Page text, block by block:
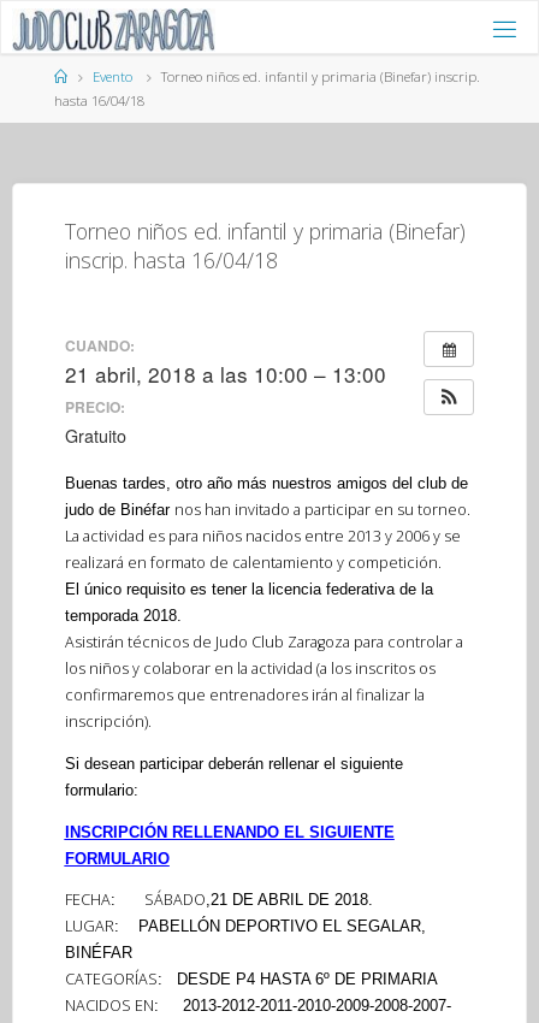
Saltar
contenidoPágina
de
Inicio
Evento
Torneo niños ed. infantil y primaria (Binefar) inscrip.
hasta 16/04/18
Torneo niños ed. infantil y primaria (Binefar)
inscrip. hasta 16/04/18
CUANDO:
21 abril, 2018 a las 10:00 – 13:00
PRECIO:
Gratuito
Buenas tardes, otro año más nuestros amigos del club de
judo de Binéfar nos han invitado a participar en su torneo.
La actividad es para niños nacidos entre 2013 y 2006 y se
realizará en formato de calentamiento y competición.
El único requisito es tener la licencia federativa de la
temporada 2018.
Asistirán técnicos de Judo Club Zaragoza para controlar a
los niños y colaborar en la actividad (a los inscritos os
confirmaremos que entrenadores irán al finalizar la
inscripción).
Si desean participar deberán rellenar el siguiente
formulario:
INSCRIPCIÓN RELLENANDO EL SIGUIENTE
FORMULARIO
FECHA: SÁBADO,21 DE ABRIL DE 2018.
LUGAR: PABELLÓN DEPORTIVO EL SEGALAR,
BINÉFAR
CATEGORÍAS: DESDE P4 HASTA 6º DE PRIMARIA
NACIDOS EN: 2013-2012-2011-2010-2009-2008-2007-